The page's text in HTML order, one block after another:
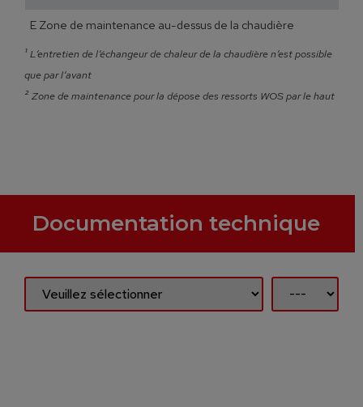
E Zone de maintenance au-dessus de la chaudière
¹L‘entretien de l‘échangeur de chaleur de la chaudière n‘est possible
que par l‘avant
²Zone de maintenance pour la dépose des ressorts WOS par le haut
Documentation technique